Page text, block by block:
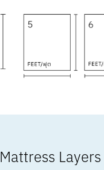
Mattress Layers